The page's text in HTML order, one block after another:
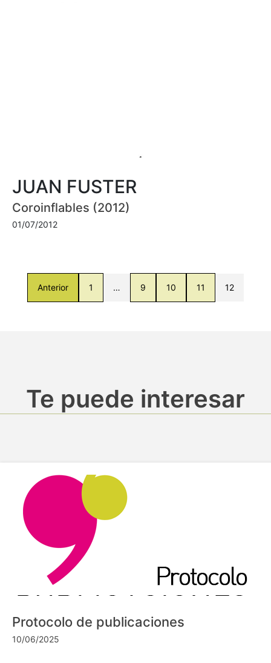
JUAN FUSTER
Coroinflables (2012)
01/07/2012
Anterior 1 … 9 10 11 12
Te puede interesar
Protocolo de publicaciones
10/06/2025